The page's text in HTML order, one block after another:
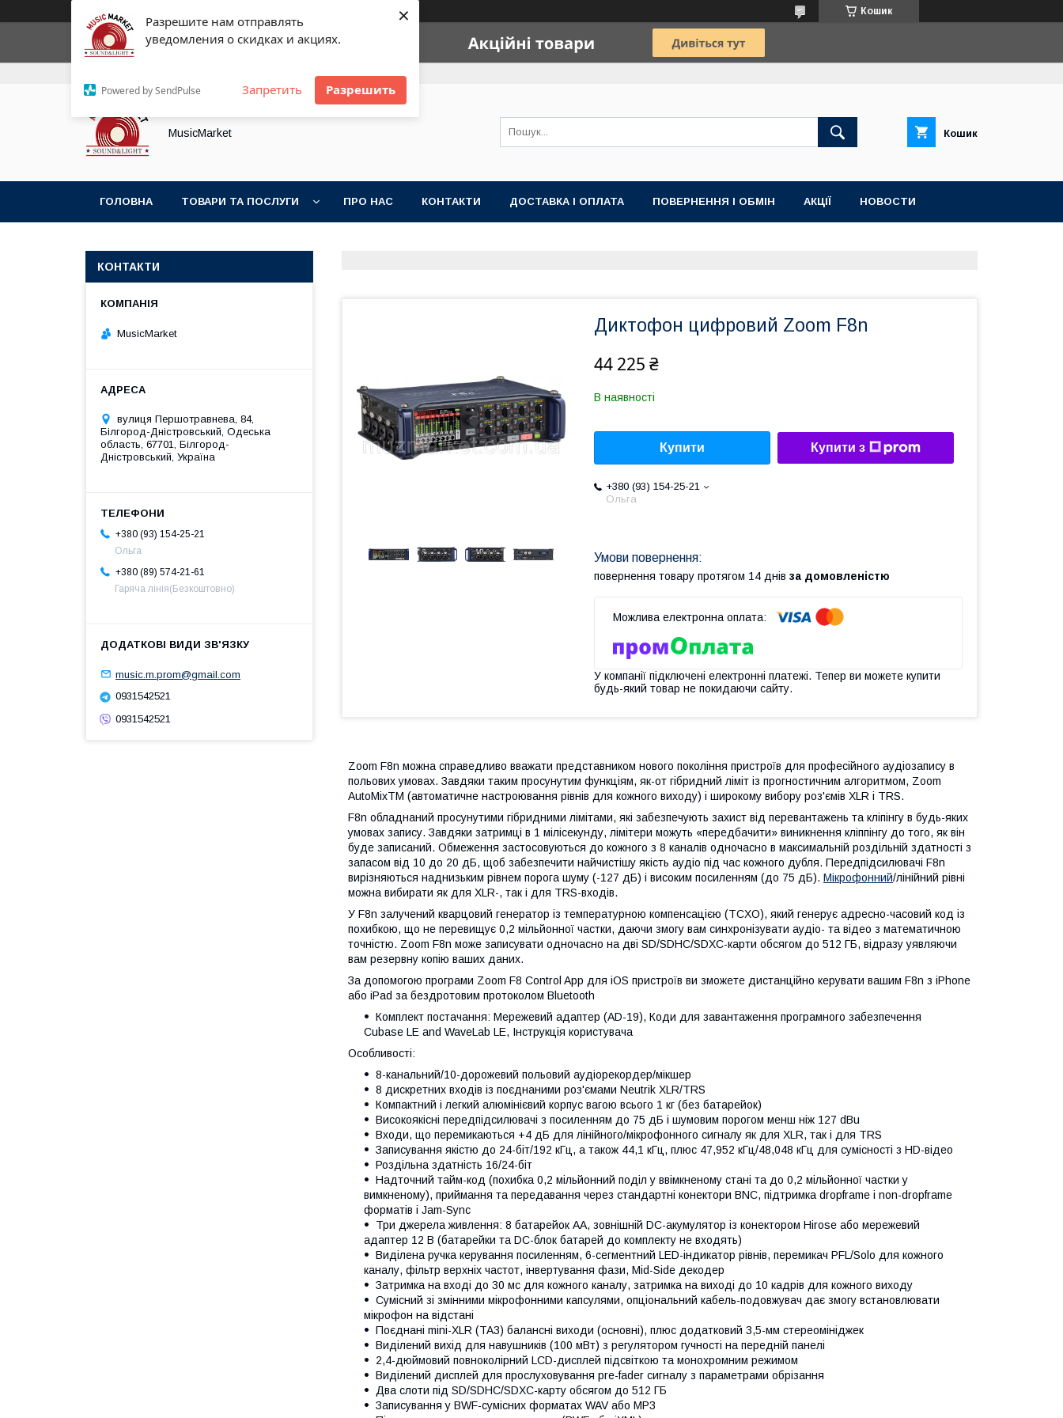
Разрешите нам отправлять
уведомления о скидках и акциях.
Powered by SendPulse Запретить Разрешить
× Кошик
MusicMarket Кошик
ГОЛОВНА ТОВАРИ ТА ПОСЛУГИ ПРО НАС КОНТАКТИ ДОСТАВКА І ОПЛАТА ПОВЕРНЕННЯ І ОБМІН АКЦІЇ НОВОСТИ
Диктофон цифровий Zoom F8n
44 225 ₴
В наявності
Купити Купити з
+380 (93) 154-25-21
Ольга
повернення товару протягом 14 днів за домовленістю
У компанії підключені електронні платежі. Тепер ви можете купити
будь-який товар не покидаючи сайту.
Zoom F8n можна справедливо вважати представником нового покоління пристроїв для професійного аудіозапису в
польових умовах. Завдяки таким просунутим функціям, як-от гібридний ліміт із прогностичним алгоритмом, Zoom
AutoMixTM (автоматичне настроювання рівнів для кожного виходу) і широкому вибору роз'ємів XLR і TRS.
F8n обладнаний просунутими гібридними лімітами, які забезпечують захист від перевантажень та кліпінгу в будь-яких
умовах запису. Завдяки затримці в 1 мілісекунду, лімітери можуть «передбачити» виникнення кліппінгу до того, як він
буде записаний. Обмеження застосовуються до кожного з 8 каналів одночасно в максимальній роздільній здатності з
запасом від 10 до 20 дБ, щоб забезпечити найчистішу якість аудіо під час кожного дубля. Передпідсилювачі F8n
вирізняються наднизьким рівнем порога шуму (-127 дБ) і високим посиленням (до 75 дБ). Мікрофонний/лінійний рівні
можна вибирати як для XLR-, так і для TRS-входів.
У F8n залучений кварцовий генератор із температурною компенсацією (TCXO), який генерує адресно-часовий код із
похибкою, що не перевищує 0,2 мільйонної частки, даючи змогу вам синхронізувати аудіо- та відео з математичною
точністю. Zoom F8n може записувати одночасно на дві SD/SDHC/SDXC-карти обсягом до 512 ГБ, відразу уявляючи
вам резервну копію ваших даних.
За допомогою програми Zoom F8 Control App для iOS пристроїв ви зможете дистанційно керувати вашим F8n з iPhone
або iPad за бездротовим протоколом Bluetooth
Комплект постачання: Мережевий адаптер (AD-19), Коди для завантаження програмного забезпечення
Cubase LE and WaveLab LE, Інструкція користувача
Особливості:
8-канальний/10-дорожевий польовий аудіорекордер/мікшер
8 дискретних входів із поєднаними роз'ємами Neutrik XLR/TRS
Компактний і легкий алюмінієвий корпус вагою всього 1 кг (без батарейок)
Високоякісні передпідсилювачі з посиленням до 75 дБ і шумовим порогом менш ніж 127 dBu
Входи, що перемикаються +4 дБ для лінійного/мікрофонного сигналу як для XLR, так і для TRS
Записування якістю до 24-біт/192 кГц, а також 44,1 кГц, плюс 47,952 кГц/48,048 кГц для сумісності з HD-відео
Роздільна здатність 16/24-біт
Надточний тайм-код (похибка 0,2 мільйонний поділ у ввімкненому стані та до 0,2 мільйонної частки у
вимкненому), приймання та передавання через стандартні конектори BNC, підтримка dropframe і non-dropframe
форматів і Jam-Sync
Три джерела живлення: 8 батарейок АА, зовнішній DC-акумулятор із конектором Hirose або мережевий
адаптер 12 В (батарейки та DC-блок батарей до комплекту не входять)
Виділена ручка керування посиленням, 6-сегментний LED-індикатор рівнів, перемикач PFL/Solo для кожного
каналу, фільтр верхніх частот, інвертування фази, Mid-Side декодер
Затримка на вході до 30 мс для кожного каналу, затримка на виході до 10 кадрів для кожного виходу
Сумісний зі змінними мікрофонними капсулями, опціональний кабель-подовжувач дає змогу встановлювати
мікрофон на відстані
Поєднані mini-XLR (TA3) балансні виходи (основні), плюс додатковий 3,5-мм стереомініджек
Виділений вихід для навушників (100 мВт) з регулятором гучності на передній панелі
2,4-дюймовий повноколірний LCD-дисплей підсвіткою та монохромним режимом
Виділений дисплей для прослуховування pre-fader сигналу з параметрами обрізання
Два слоти під SD/SDHC/SDXC-карту обсягом до 512 ГБ
Записування у BWF-сумісних форматах WAV або MP3
КОНТАКТИ
MusicMarket
вулиця Першотравнева, 84,
Білгород-Дністровський, Одеська
область, 67701, Білгород-
Дністровський, Україна
+380 (93) 154-25-21
Ольга
+380 (89) 574-21-61
Гаряча лінія(Безкоштовно)
music.m.prom@gmail.com
0931542521
0931542521